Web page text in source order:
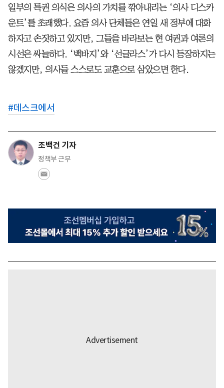
일부의 특권 의식은 의사의 가치를 깎아내리는 ‘의사 디스카
운트’를 초래했다. 요즘 의사 단체들은 연일 새 정부에 대화
하자고 손짓하고 있지만, 그들을 바라보는 현 여권과 여론의
시선은 싸늘하다. ‘백바지’와 ‘선글라스’가 다시 등장하지는
않겠지만, 의사들 스스로도 교훈으로 삼았으면 한다.
#데스크에서
조백건 기자
정책부 근무